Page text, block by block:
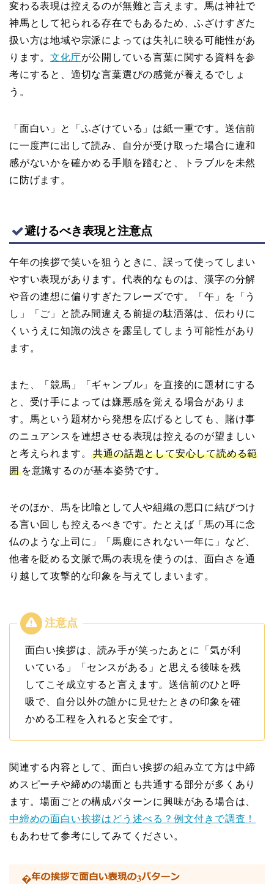
変わる表現は控えるのが無難と言えます。馬は神社で
神馬として祀られる存在でもあるため、ふざけすぎた
扱い方は地域や宗派によっては失礼に映る可能性があ
ります。文化庁が公開している言葉に関する資料を参
考にすると、適切な言葉選びの感覚が養えるでしょ
う。
「面白い」と「ふざけている」は紙一重です。送信前
に一度声に出して読み、自分が受け取った場合に違和
感がないかを確かめる手順を踏むと、トラブルを未然
に防げます。
避けるべき表現と注意点
午年の挨拶で笑いを狙うときに、誤って使ってしまい
やすい表現があります。代表的なものは、漢字の分解
や音の連想に偏りすぎたフレーズです。「午」を「う
し」「ご」と読み間違える前提の駄洒落は、伝わりに
くいうえに知識の浅さを露呈してしまう可能性があり
ます。
また、「競馬」「ギャンブル」を直接的に題材にする
と、受け手によっては嫌悪感を覚える場合がありま
す。馬という題材から発想を広げるとしても、賭け事
のニュアンスを連想させる表現は控えるのが望ましい
と考えられます。共通の話題として安心して読める範
囲を意識するのが基本姿勢です。
そのほか、馬を比喩として人や組織の悪口に結びつけ
る言い回しも控えるべきです。たとえば「馬の耳に念
仏のような上司に」「馬鹿にされない一年に」など、
他者を貶める文脈で馬の表現を使うのは、面白さを通
り越して攻撃的な印象を与えてしまいます。
面白い挨拶は、読み手が笑ったあとに「気が利
いている」「センスがある」と思える後味を残
してこそ成立すると言えます。送信前のひと呼
吸で、自分以外の誰かに見せたときの印象を確
かめる工程を入れると安全です。
関連する内容として、面白い挨拶の組み立て方は中締
めスピーチや締めの場面とも共通する部分が多くあり
ます。場面ごとの構成パターンに興味がある場合は、
中締めの面白い挨拶はどう述べる？例文付きで調査！
もあわせて参考にしてみてください。